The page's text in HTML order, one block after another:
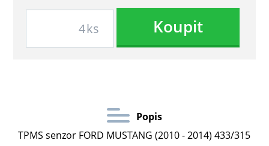
ks Koupit
Popis
TPMS senzor FORD MUSTANG (2010 - 2014) 433/315